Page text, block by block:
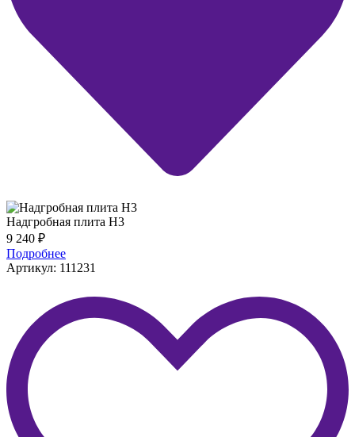
Надгробная плита H3
9 240 ₽
Подробнее
Артикул: 111231